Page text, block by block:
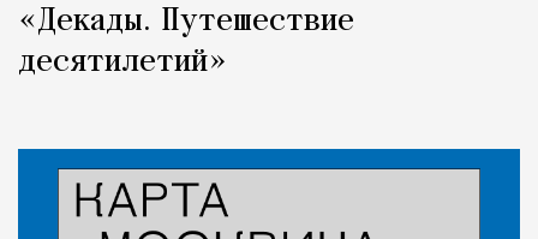
«Декады. Путешествие
десятилетий»